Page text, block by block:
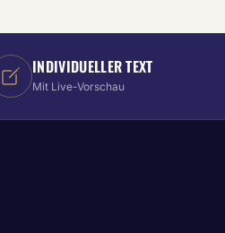
INDIVIDUELLER TEXT
Mit Live-Vorschau